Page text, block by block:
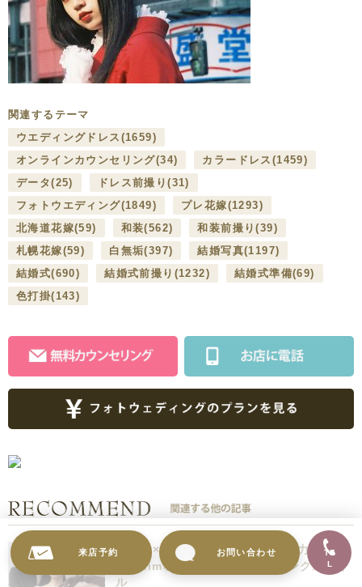
関連するテーマ
ウエディングドレス (1659)
オンラインカウンセリング(34) カラードレス (1459)
データ(25) ドレス前撮り(31)
フォトウエディング(1849) プレ花嫁(1293)
北海道花嫁(59) 和装(562) 和装前撮り(39)
札幌花嫁(59) 白無垢(397) 結婚写真(1197)
結婚式(690) 結婚式前撮り (1232) 結婚式準備(69)
色打掛(143)
モード×クラシック。相反する魅力を放
つ、aim札幌店の最新ウェディングスタイ
ル
来店予約 お問い合わせ
TE
L